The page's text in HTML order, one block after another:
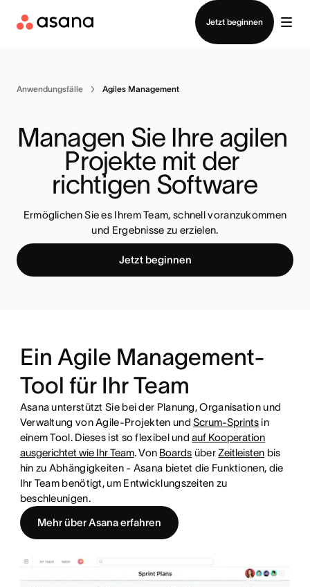
Jetzt beginnen
Vertrieb kontaktieren
Anwendungsfälle Agiles Management
Managen Sie Ihre agilen
Projekte mit der
richtigen Software
Ermöglichen Sie es Ihrem Team, schnell voranzukommen
und Ergebnisse zu erzielen.
Jetzt beginnen
Ein Agile Management-
Tool für Ihr Team
Asana unterstützt Sie bei der Planung, Organisation und
Verwaltung von Agile-Projekten undScrum-Sprints in
einem Tool. Dieses ist so flexibel undauf Kooperation
ausgerichtet wie Ihr Team. Von Boards überZeitleisten bis
hin zu Abhängigkeiten - Asana bietet die Funktionen, die
Ihr Team benötigt, um Entwicklungszeiten zu
beschleunigen.
Mehr über Asana erfahren